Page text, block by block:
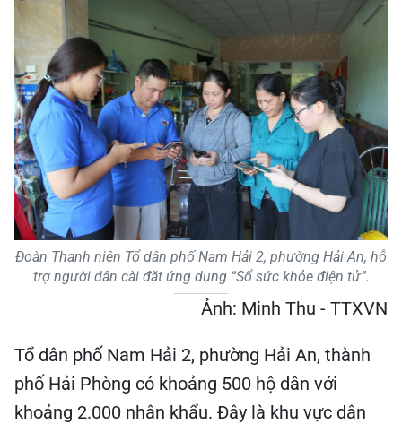
Đoàn Thanh niên Tổ dân phố Nam Hải 2, phường Hải An, hỗ
trợ người dân cài đặt ứng dụng “Sổ sức khỏe điện tử”.
Ảnh: Minh Thu - TTXVN
Tổ dân phố Nam Hải 2, phường Hải An, thành
phố Hải Phòng có khoảng 500 hộ dân với
khoảng 2.000 nhân khẩu. Đây là khu vực dân